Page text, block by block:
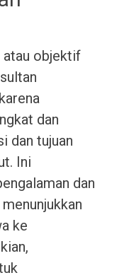
atau objektif
dan
dan tujuan
Ini
dan
ke